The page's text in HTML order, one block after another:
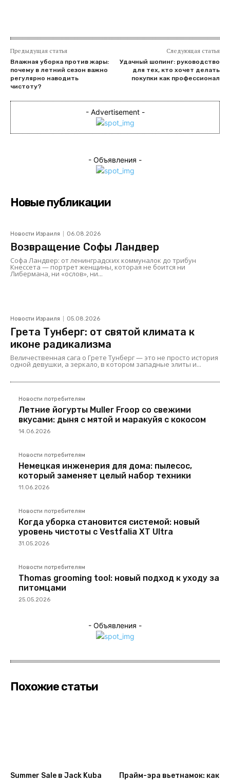
Предыдущая статья
Влажная уборка против жары:
почему в летний сезон важно
регулярно наводить
чистоту?
Следующая статья
Удачный шопинг: руководство
для тех, кто хочет делать
покупки как профессионал
- Advertisement -
- Объявления -
Новые публикации
Новости Израиля 06.08.2026
Возвращение Софы Ландвер
Софа Ландвер: от ленинградских коммуналок до трибун
Кнессета — портрет женщины, которая не боится ни
Либермана, ни «ослов», ни...
Новости Израиля 05.08.2026
Грета Тунберг: от святой климата к
иконе радикализма
Величественная сага о Грете Тунберг — это не просто история
одной девушки, а зеркало, в котором западные элиты и...
Новости потребителям
Летние йогурты Muller Froop со свежими
вкусами: дыня с мятой и маракуйя с кокосом
14.06.2026
Новости потребителям
Немецкая инженерия для дома: пылесос,
который заменяет целый набор техники
11.06.2026
Новости потребителям
Когда уборка становится системой: новый
уровень чистоты с Vestfalia XT Ultra
31.05.2026
Новости потребителям
Thomas grooming tool: новый подход к уходу за
питомцами
25.05.2026
- Объявления -
Похожие статьи
Summer Sale в Jack Kuba
Прайм-эра вьетнамок: как